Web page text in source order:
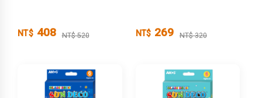
NT$ 408 NT$ 520 NT$ 269 NT$ 320